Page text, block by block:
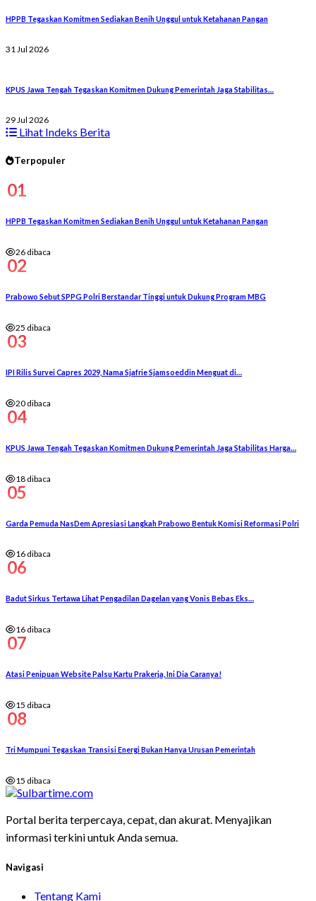
HPPB Tegaskan Komitmen Sediakan Benih Unggul untuk Ketahanan Pangan
31 Jul 2026
KPUS Jawa Tengah Tegaskan Komitmen Dukung Pemerintah Jaga Stabilitas…
29 Jul 2026
Lihat Indeks Berita
Terpopuler
01
HPPB Tegaskan Komitmen Sediakan Benih Unggul untuk Ketahanan Pangan
26 dibaca
02
Prabowo Sebut SPPG Polri Berstandar Tinggi untuk Dukung Program MBG
25 dibaca
03
IPI Rilis Survei Capres 2029, Nama Sjafrie Sjamsoeddin Menguat di…
20 dibaca
04
KPUS Jawa Tengah Tegaskan Komitmen Dukung Pemerintah Jaga Stabilitas Harga…
18 dibaca
05
Garda Pemuda NasDem Apresiasi Langkah Prabowo Bentuk Komisi Reformasi Polri
16 dibaca
06
Badut Sirkus Tertawa Lihat Pengadilan Dagelan yang Vonis Bebas Eks…
16 dibaca
07
Atasi Penipuan Website Palsu Kartu Prakerja, Ini Dia Caranya!
15 dibaca
08
Tri Mumpuni Tegaskan Transisi Energi Bukan Hanya Urusan Pemerintah
15 dibaca
Portal berita terpercaya, cepat, dan akurat. Menyajikan
informasi terkini untuk Anda semua.
Navigasi
Tentang Kami